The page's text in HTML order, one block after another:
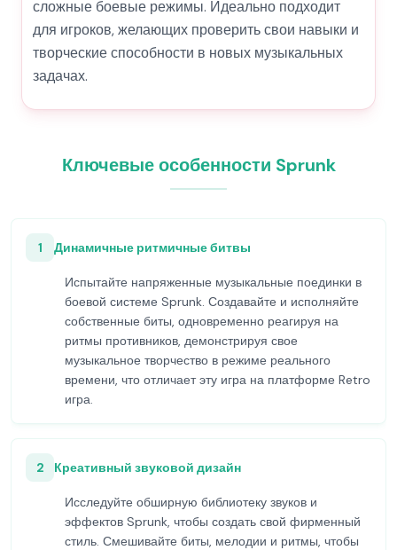
сложные боевые режимы. Идеально подходит
для игроков, желающих проверить свои навыки и
творческие способности в новых музыкальных
задачах.
Ключевые особенности Sprunk
1 Динамичные ритмичные битвы
Испытайте напряженные музыкальные поединки в
боевой системе Sprunk. Создавайте и исполняйте
собственные биты, одновременно реагируя на
ритмы противников, демонстрируя свое
музыкальное творчество в режиме реального
времени, что отличает эту игра на платформе Retro
игра.
2 Креативный звуковой дизайн
Исследуйте обширную библиотеку звуков и
эффектов Sprunk, чтобы создать свой фирменный
стиль. Смешивайте биты, мелодии и ритмы, чтобы